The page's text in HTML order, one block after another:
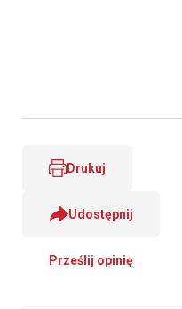
Drukuj
Udostępnij
Prześlij opinię